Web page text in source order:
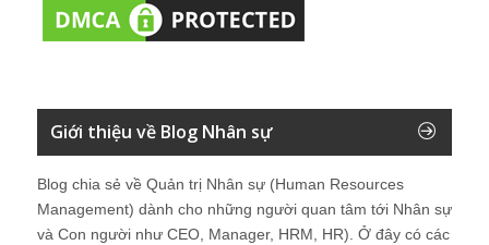
Giới thiệu về Blog Nhân sự
Blog chia sẻ về Quản trị Nhân sự (Human Resources
Management) dành cho những người quan tâm tới Nhân sự
và Con người như CEO, Manager, HRM, HR). Ở đây có các